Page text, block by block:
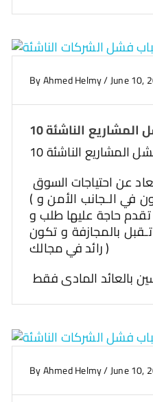
ByAhmed Helmy/June 10,
المشاريع الناشئة
( يجب الموازنة بين انك تكون في الـجانب الأمن و
تقدم حاجة عليها طلب و
بالمجازفة و تكون
رائد في مجالك )
ByAhmed Helmy/June 10,